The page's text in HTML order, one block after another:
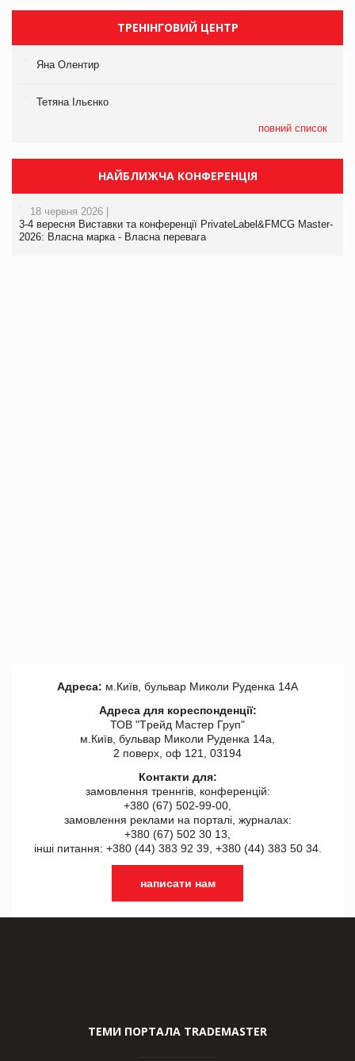
ТРЕНІНГОВИЙ ЦЕНТР
Яна Олентир
Тетяна Ільєнко
повний список
НАЙБЛИЖЧА КОНФЕРЕНЦІЯ
18 червня 2026 |
3-4 вересня Виставки та конференції PrivateLabel&FMCG Master-
2026: Власна марка - Власна перевага
Адреса: м.Київ, бульвар Миколи Руденка 14А
Адреса для кореспонденції:
ТОВ "Tрейд Мастер Груп"
м.Київ, бульвар Миколи Руденка 14а,
2 поверх, оф 121, 03194
Контакти для:
замовлення треннгів, конференцій:
+380 (67) 502-99-00,
замовлення реклами на порталі, журналах:
+380 (67) 502 30 13,
інші питання: +380 (44) 383 92 39, +380 (44) 383 50 34.
написати нам
ТЕМИ ПОРТАЛА TRADEMASTER